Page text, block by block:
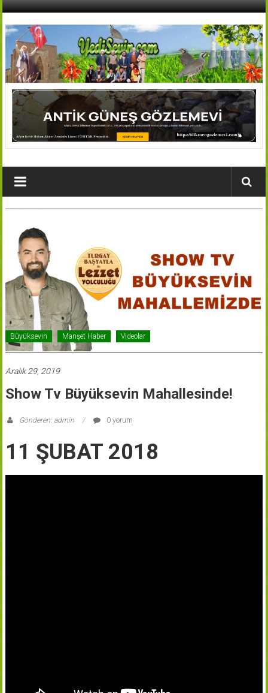
İçeriğe
AFŞİN
YEDİSEVİN
HABER
Köyleri
Portalı
Büyüksevin Manşet Haber Videolar
Aralık 29, 2019
Show Tv Büyüksevin Mahallesinde!
Gönderen: admin 0 yorum
11 ŞUBAT 2018